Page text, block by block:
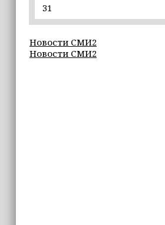
13:50
разработчикам разрабатывать
альтернативные клиенты
31
Новости СМИ2
Новости СМИ2